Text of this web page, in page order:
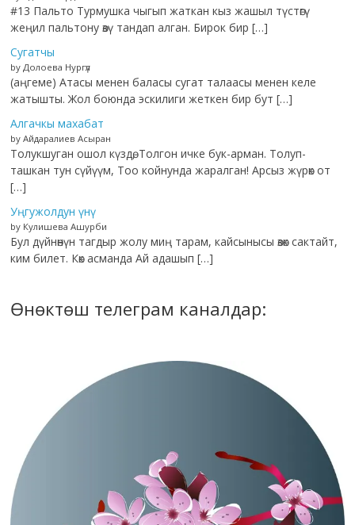
#13 Пальто Турмушка чыгып жаткан кыз жашыл түстөгү
жеңил пальтону өзү тандап алган. Бирок бир […]
Сугатчы
by Долоева Нургүл
(аңгеме) Атасы менен баласы сугат талаасы менен келе
жатышты. Жол боюнда эскилиги жеткен бир бут […]
Алгачкы махабат
by Айдаралиев Асыран
Толукшуган ошол күздө, Толгон ичке бук-арман. Толуп-
ташкан тун сүйүүм, Тоо койнунда жаралган! Арсыз жүрөк от
[…]
Уңгужолдун үнү
by Кулишева Ашурби
Бул дүйнөнүн тагдыр жолу миң тарам, кайсынысы өзөк сактайт,
ким билет. Көк асманда Ай адашып […]
Өнөктөш телеграм каналдар: